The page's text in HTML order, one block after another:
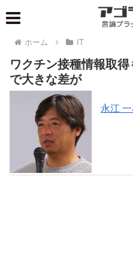
ホーム IT
ワクチン接種情報取
で大きな差が
永江 一